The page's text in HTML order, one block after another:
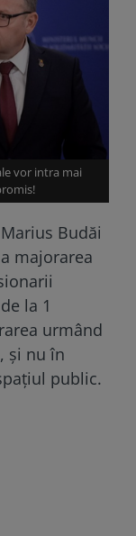
vor intra mai
Budăi
majorarea
la 1
urmând
şi nu în
public.